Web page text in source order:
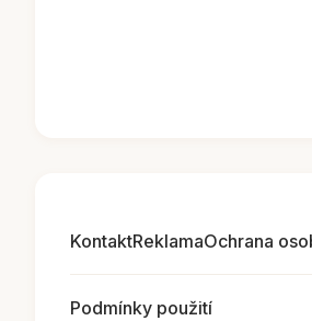
KontaktReklamaOchrana
Podmínky použití